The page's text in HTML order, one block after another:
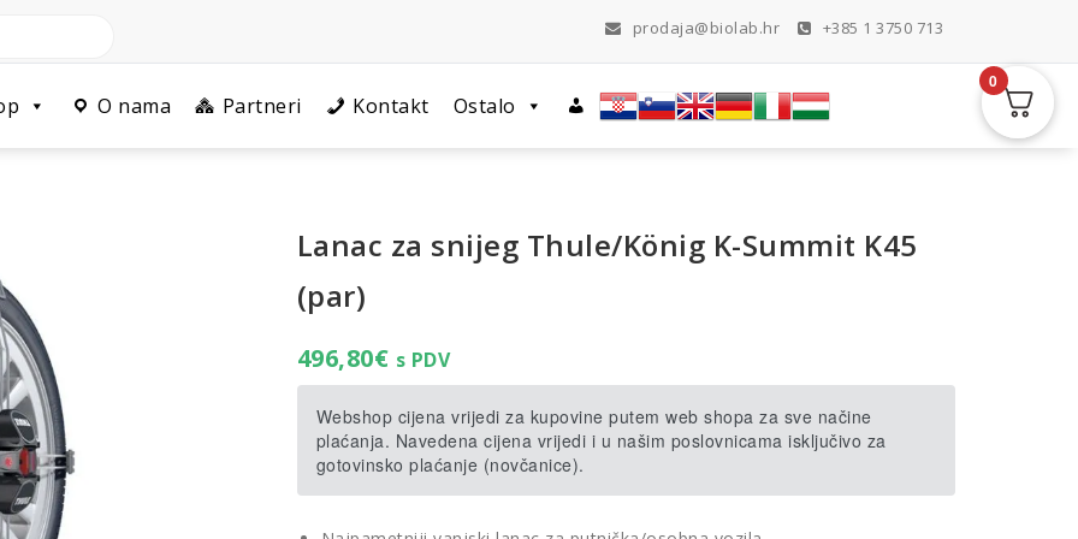
prodaja@biolab.hr +385 1 3750 713
O nama Partneri Kontakt Ostalo
Lanac za snijeg Thule/König K-Summit K45
(par)
496,80€ s PDV
Webshop cijena vrijedi za kupovine putem web shopa za sve načine
plaćanja. Navedena cijena vrijedi i u našim poslovnicama isključivo za
gotovinsko plaćanje (novčanice).
0